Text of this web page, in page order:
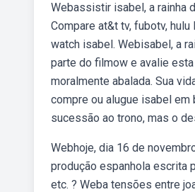
Webassistir isabel, a rainha
Compare at&t tv, fubotv,
watch isabel. Webisabel, a
parte do filmow e avalie
moralmente abalada. Sua
compre ou alugue isabel em
sucessão ao trono, mas o
Webhoje, dia 16 de
produção espanhola escrita
etc. ? Weba tensões entre